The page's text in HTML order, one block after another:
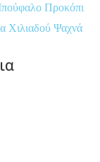
Προκόπι
Χιλιαδού Ψαχνά